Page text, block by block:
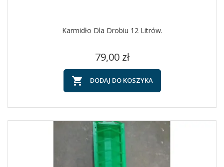
Karmidło Dla Drobiu 12 Litrów.
Cena
79,00 zł
 DODAJ DO KOSZYKA